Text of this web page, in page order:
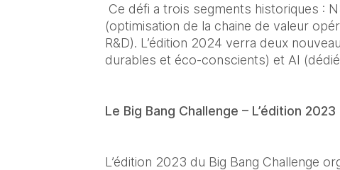
Ce défi a trois segments historiques :
(optimisation de la chaine de valeur
R&D). L’édition 2024 verra deux
durables et éco-conscients) et AI (dédié
Le Big Bang Challenge – L’édition
L’édition 2023 du Big Bang Challenge